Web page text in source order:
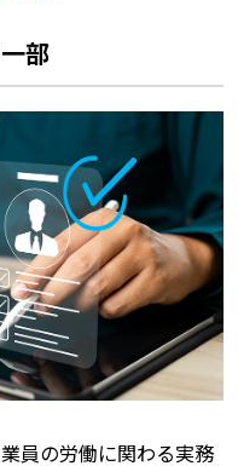
部
員の労働に関わる実務